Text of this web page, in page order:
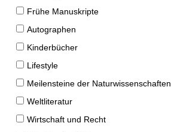
Frühe Manuskripte
Autographen
Kinderbücher
Lifestyle
Meilensteine der Naturwissenschaften
Weltliteratur
Wirtschaft und Recht